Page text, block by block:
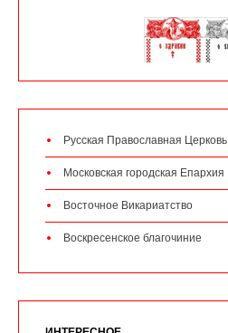
Русская Православная Церковь
Московская городская Епархия
Восточное Викариатство
Воскресенское благочиние